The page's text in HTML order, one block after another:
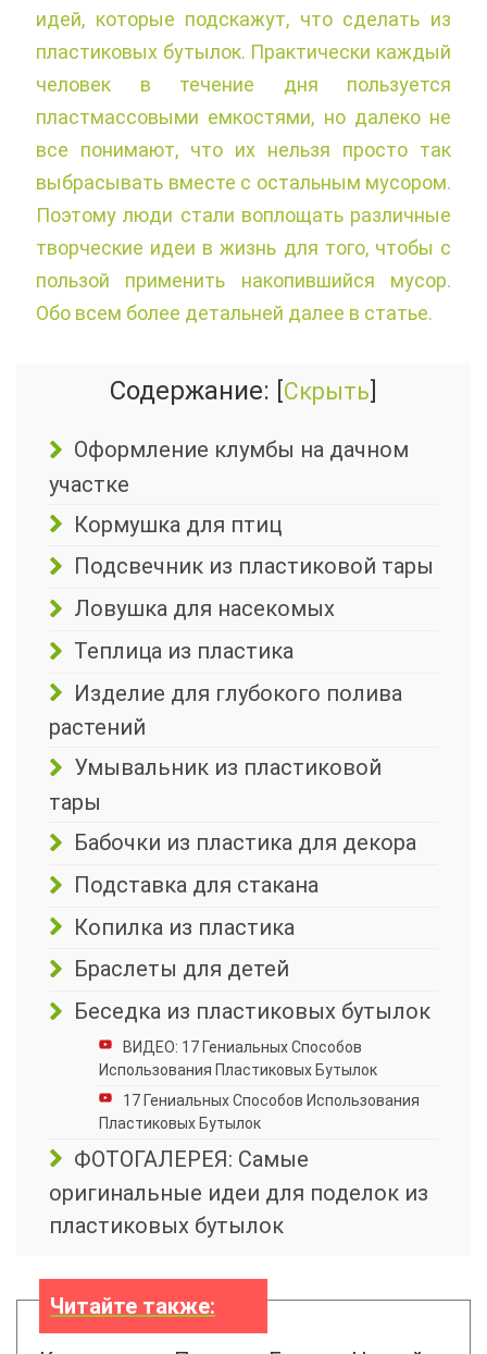
идей, которые подскажут, что сделать из
пластиковых бутылок. Практически каждый
человек в течение дня пользуется
пластмассовыми емкостями, но далеко не
все понимают, что их нельзя просто так
выбрасывать вместе с остальным мусором.
Поэтому люди стали воплощать различные
творческие идеи в жизнь для того, чтобы с
пользой применить накопившийся мусор.
Обо всем более детальней далее в статье.
Содержание: Скрыть
Оформление клумбы на дачном
участке
Кормушка для птиц
Подсвечник из пластиковой тары
Ловушка для насекомых
Теплица из пластика
Изделие для глубокого полива
растений
Умывальник из пластиковой
тары
Бабочки из пластика для декора
Подставка для стакана
Копилка из пластика
Браслеты для детей
Беседка из пластиковых бутылок
ВИДЕО: 17 Гениальных Способов
Использования Пластиковых Бутылок
17 Гениальных Способов Использования
Пластиковых Бутылок
ФОТОГАЛЕРЕЯ: Самые
оригинальные идеи для поделок из
пластиковых бутылок
Читайте также: